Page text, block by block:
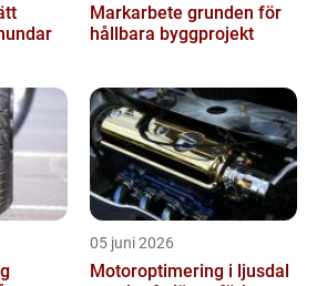
Markarbete grunden för
hållbara byggprojekt
05 juni 2026
Motoroptimering i ljusdal